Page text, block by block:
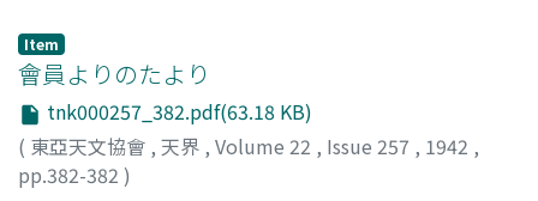
Item
會員よりのたより
tnk000257_382.pdf(63.18 KB)
( 東亞天文協會 , 天界 , Volume 22 , Issue 257 , 1942 ,
pp.382-382 )